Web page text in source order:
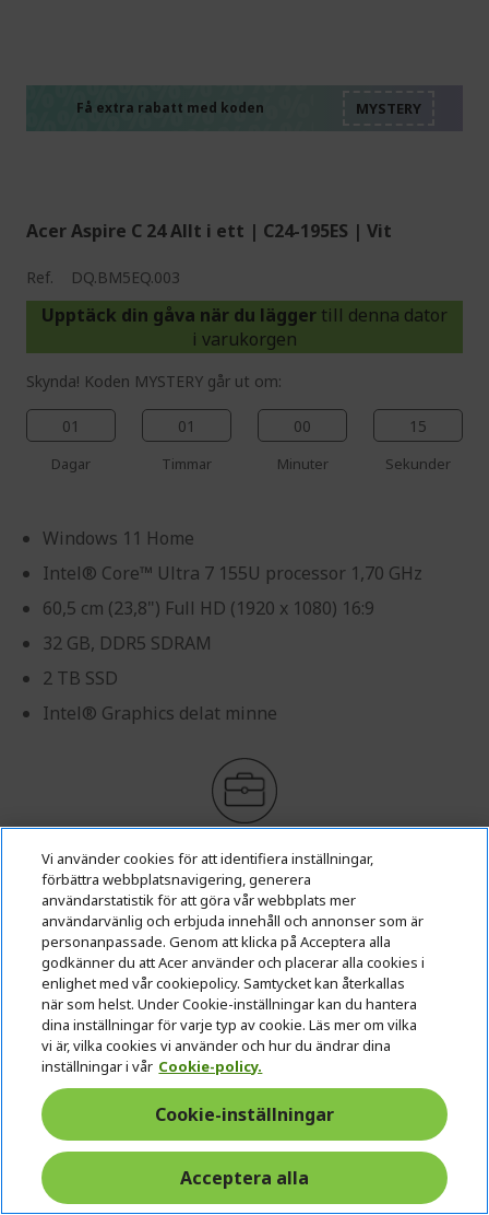
Få extra rabatt med koden
Acer Aspire C 24 Allt i ett | C24-195ES | Vit
Ref. DQ.BM5EQ.003
Upptäck din gåva när du lägger till denna dator
i varukorgen
Skynda! Koden MYSTERY går ut om:
01
Dagar
01
Timmar
00
Minuter
14
Sekunder
Windows 11 Home
Intel® Core™ Ultra 7 155U processor 1,70 GHz
60,5 cm (23,8") Full HD (1920 x 1080) 16:9
32 GB, DDR5 SDRAM
2 TB SSD
Intel® Graphics delat minne
erbjudandena!
KONTAKTA OSS | SKAPA ETT FÖRETAGSKONTO
17 990,00 kr
I LAGER
(LEVERANS 1-4 ARBETSDAGAR)
Antal:
Vi använder cookies för att identifiera inställningar,
förbättra webbplatsnavigering, generera
användarstatistik för att göra vår webbplats mer
användarvänlig och erbjuda innehåll och annonser som är
personanpassade. Genom att klicka på Acceptera alla
godkänner du att Acer använder och placerar alla cookies i
enlighet med vår cookiepolicy. Samtycket kan återkallas
när som helst. Under Cookie-inställningar kan du hantera
dina inställningar för varje typ av cookie. Läs mer om vilka
vi är, vilka cookies vi använder och hur du ändrar dina
inställningar i vår Cookie-policy.
Cookie-inställningar
Acceptera alla